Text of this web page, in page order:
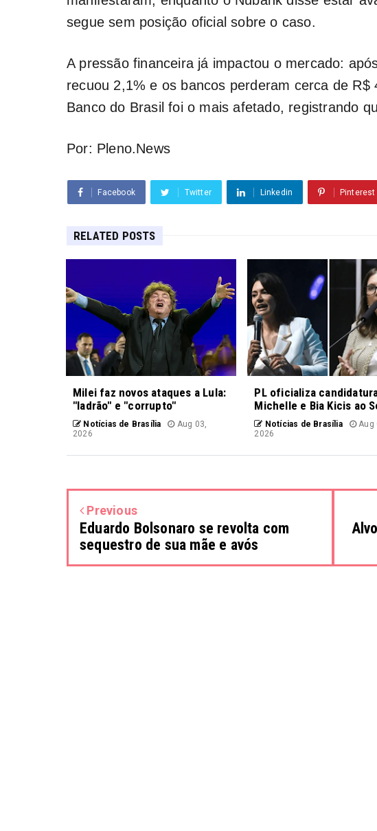
segue sem posição oficial sobre o caso.
A pressão financeira já impactou o mercado:
recuou 2,1% e os bancos perderam cerca de
Banco do Brasil foi o mais afetado, registrando
Por: Pleno.News
Facebook Twitter Linkedin Pinterest
RELATED POSTS
Milei faz novos ataques a Lula:
"ladrão" e "corrupto"
Notícias de Brasília
Aug 03,
2026
PL oficializa
Michelle e Bia Kicis ao
Notícias de Brasília
Aug
2026
Previous
Eduardo Bolsonaro se revolta com
sequestro de sua mãe e avós